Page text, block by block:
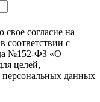
согласие на
соответствии с
№152-ФЗ «О
целей,
персональных данных